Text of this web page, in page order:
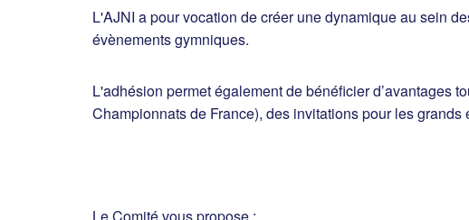
L'AJNI a pour vocation de créer une dynamique au sein
évènements gymniques.
L'adhésion permet également de bénéficier d’avantages
Championnats de France), des invitations pour les
Le Comité vous propose :